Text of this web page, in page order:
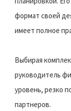
формат своей
имеет полное
Выбирая
руководитель
уровень, резко
партнеров.